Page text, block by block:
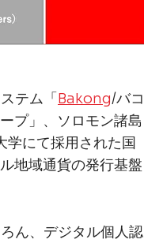
テム「 Bakong/バコ
プ」、ソロモン諸島
にて採用された国
地域通貨の発行基盤
ん、デジタル個人認